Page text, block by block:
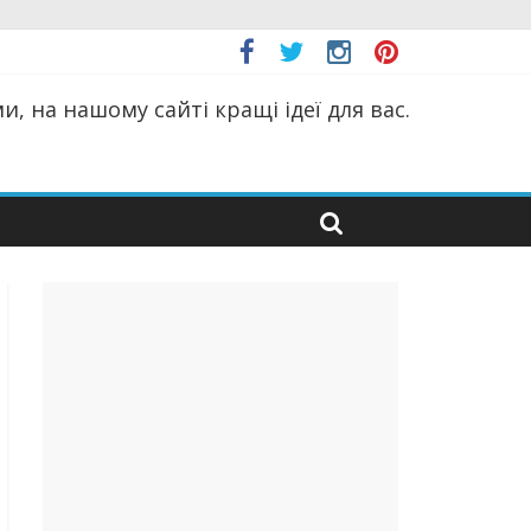
на нашому сайті кращі ідеї для вас.